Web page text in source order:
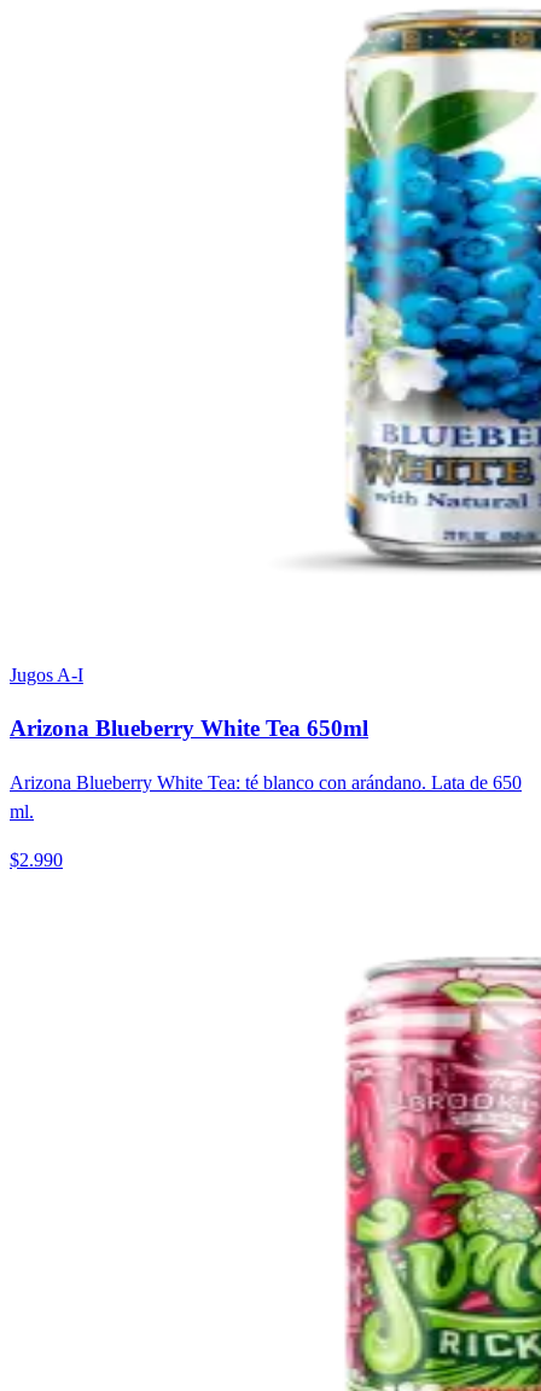
Jugos A-I
Arizona Blueberry White Tea 650ml
Arizona Blueberry White Tea: té blanco con arándano. Lata de 650
ml.
$2.990